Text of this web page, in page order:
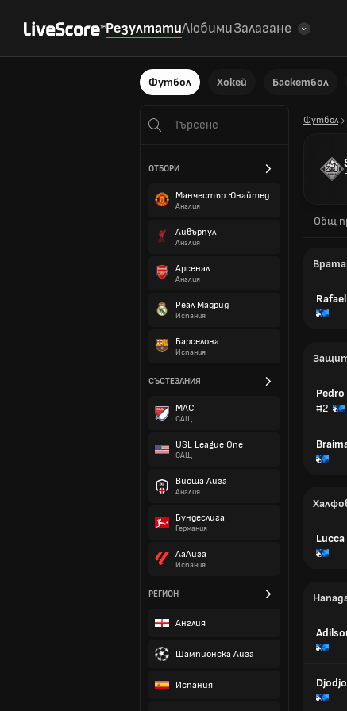
РезултатиЛюбимиЗалагане
Футбол Хокей Баскетбол
ОТБОРИ
Манчестър Юнайтед
Англия
Ливърпул
Англия
Арсенал
Англия
Реал Мадрид
Испания
Барселона
Испания
СЪСТЕЗАНИЯ
МЛС
САЩ
USL League One
САЩ
Висша Лига
Англия
Бундеслига
Германия
ЛаЛига
Испания
РЕГИОН
Англия
Шампионска Лига
Испания
Футбол
Общ
#2
Djodjo